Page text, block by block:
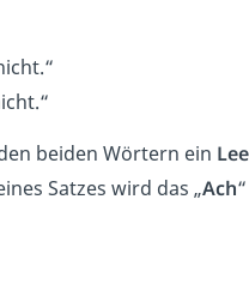
beiden Wörtern ein
Satzes wird das „Ach“